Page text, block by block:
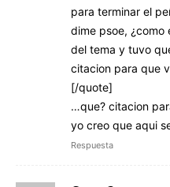
para terminar el
dime psoe, ¿como
del tema y tuvo
citacion para que
[/quote]
…que? citacion
yo creo que aqui
Respuesta